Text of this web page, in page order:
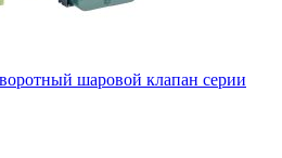
шаровой клапан серии